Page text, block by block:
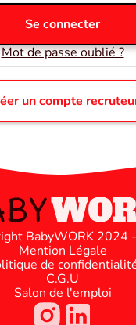
Se connecter
Mot de passe oublié ?
un compte
BabyWORK 2024
Mention Légale
de
C.G.U
Salon de l'emploi